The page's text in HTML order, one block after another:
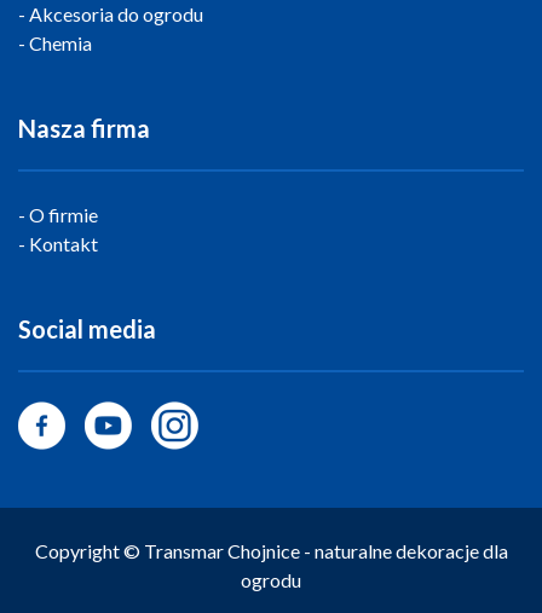
Akcesoria do ogrodu
Chemia
Nasza firma
O firmie
Kontakt
Social media
Copyright © Transmar Chojnice - naturalne dekoracje dla
ogrodu